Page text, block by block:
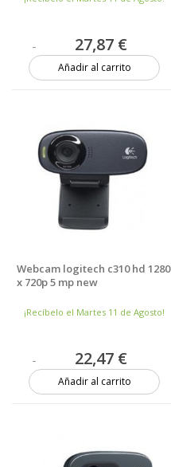
27,87 €
Añadir al carrito
Webcam logitech c310 hd 1280
x 720p 5 mp new
¡Recíbelo el Martes 11 de Agosto!
22,47 €
Añadir al carrito